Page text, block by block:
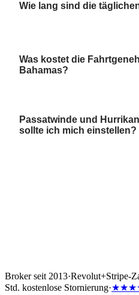
Wie lang sind die
Was kostet die
Bahamas?
Passatwinde und
sollte ich mich einstellen?
Broker seit 2013·Revolut+Stripe-
Std. kostenlose Stornierung·